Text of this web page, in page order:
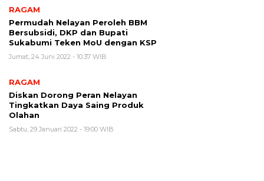
RAGAM
Permudah Nelayan Peroleh BBM
Bersubsidi, DKP dan Bupati
Sukabumi Teken MoU dengan KSP
Jumat, 24 Juni 2022 - 10:37 WIB
RAGAM
Diskan Dorong Peran Nelayan
Tingkatkan Daya Saing Produk
Olahan
Sabtu, 29 Januari 2022 - 19:00 WIB